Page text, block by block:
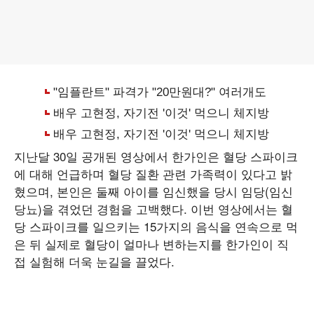
지난달 30일 공개된 영상에서 한가인은 혈당 스파이크
에 대해 언급하며 혈당 질환 관련 가족력이 있다고 밝
혔으며, 본인은 둘째 아이를 임신했을 당시 임당(임신
당뇨)을 겪었던 경험을 고백했다. 이번 영상에서는 혈
당 스파이크를 일으키는 15가지의 음식을 연속으로 먹
은 뒤 실제로 혈당이 얼마나 변하는지를 한가인이 직
접 실험해 더욱 눈길을 끌었다.